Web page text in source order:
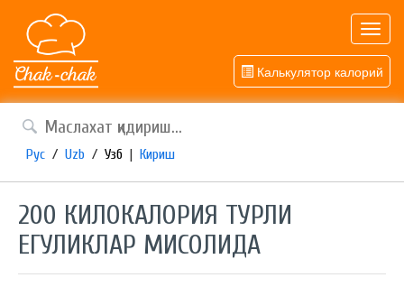
Калькулятор калорий
Рус / Uzb / Узб | Кириш
200 КИЛОКАЛОРИЯ ТУРЛИ
ЕГУЛИКЛАР МИСОЛИДА